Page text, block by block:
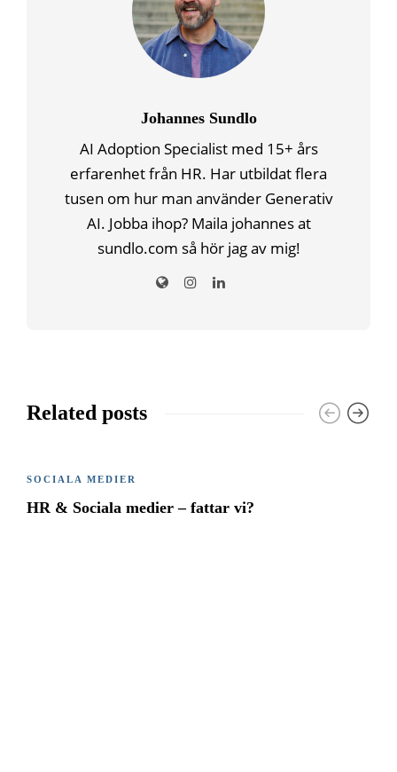
Johannes Sundlo
AI Adoption Specialist med 15+ års
erfarenhet från HR. Har utbildat flera
tusen om hur man använder Generativ
AI. Jobba ihop? Maila johannes at
sundlo.com så hör jag av mig!
Related posts
SOCIALA MEDIER
HR & Sociala medier – fattar vi?